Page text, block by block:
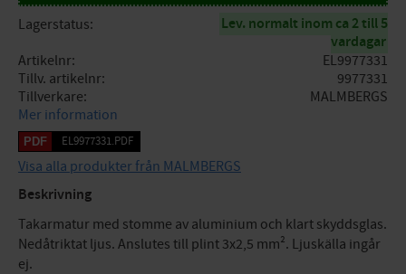
Lagerstatus
Lev. normalt inom ca 2 till 5
vardagar
Artikelnr
EL9977331
Tillv. artikelnr
9977331
Tillverkare
MALMBERGS
Mer information
EL9977331.PDF
Visa alla produkter från MALMBERGS
Beskrivning
Takarmatur med stomme av aluminium och klart skyddsglas.
Nedåtriktat ljus. Anslutes till plint 3x2,5 mm². Ljuskälla ingår
ej.